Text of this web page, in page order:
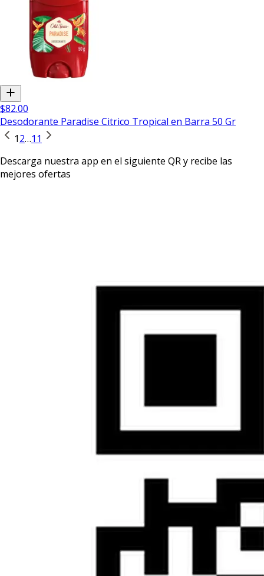
$82.00
Desodorante Paradise Citrico Tropical en Barra 50 Gr
12…11
Descarga nuestra app en el siguiente QR y recibe las
mejores ofertas